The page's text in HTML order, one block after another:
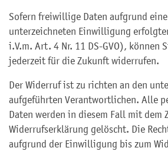
Sofern freiwillige Daten aufgrund
unterzeichneten Einwilligung
i.V.m. Art. 4 Nr. 11 DS-GVO), können
jederzeit für die Zukunft widerrufen.
Der Widerruf ist zu richten an den
aufgeführten Verantwortlichen. Alle
Daten werden in diesem Fall mit dem
Widerrufserklärung gelöscht. Die
aufgrund der Einwilligung bis zum